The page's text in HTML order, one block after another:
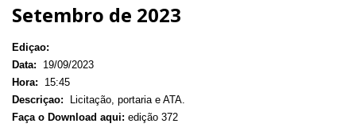
Setembro de 2023
Ediçao:
Data:
19/09/2023
Hora:
15:45
Descriçao:
Licitação, portaria e ATA.
Faça o Download aqui: edição 372